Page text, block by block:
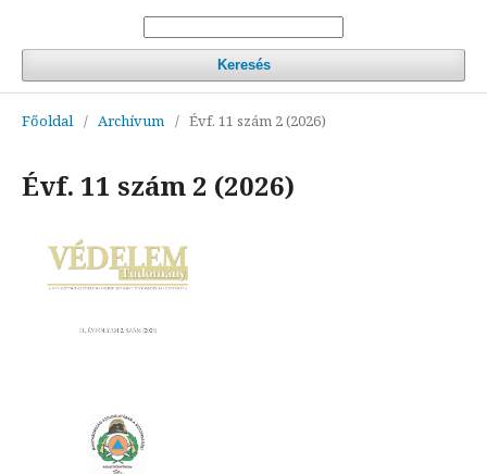
Keresés
Főoldal / Archívum / Évf. 11 szám 2 (2026)
Évf. 11 szám 2 (2026)